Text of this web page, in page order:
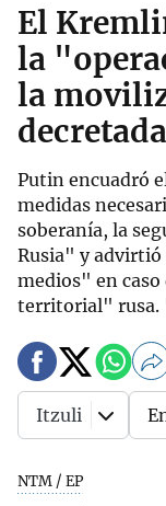
El
la
la
Putin encuadró
medidas
soberanía, la
Rusia" y advirtió
medios" en
territorial" rusa.
NTM / EP
Itzuli